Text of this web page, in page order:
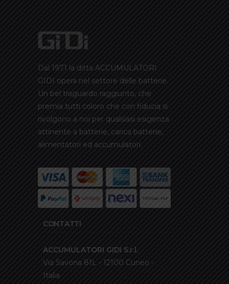
Dal 1971 la ditta ACCUMULATORI
GIDI opera nel settore delle batterie.
Un bel traguardo raggiunto, che
premia tutti coloro che con fiducia si
rivolgono a noi per qualsiasi esigenza
attinente a batterie, carica batterie,
alimentatori ed accumulatori.
CONTATTI
ACCUMULATORI GIDI S.r.l.
Via Savona 81L - 12100 Cuneo -
Italia